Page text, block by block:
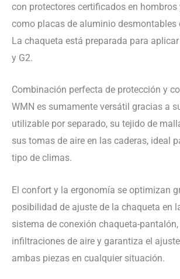
con protectores certificados en hombros
como placas de aluminio desmontables
La chaqueta está preparada para
y G2.
Combinación perfecta de protección y
WMN es sumamente versátil gracias a
utilizable por separado, su tejido de
sus tomas de aire en las caderas, ideal
tipo de climas.
El confort y la ergonomía se optimizan
posibilidad de ajuste de la chaqueta en
sistema de conexión chaqueta-
infiltraciones de aire y garantiza el
ambas piezas en cualquier situación.